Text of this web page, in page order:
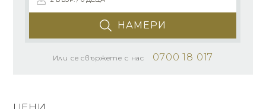
НАМЕРИ
Или се свържете с нас 0700 18 017